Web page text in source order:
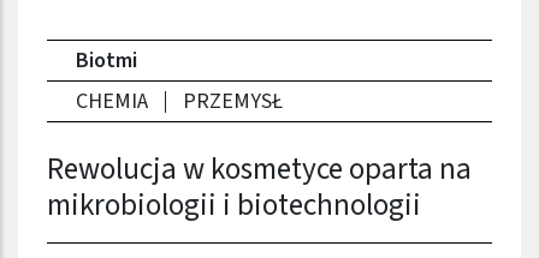
Biotmi
CHEMIA
PRZEMYSŁ
Rewolucja w kosmetyce oparta na
mikrobiologii i biotechnologii